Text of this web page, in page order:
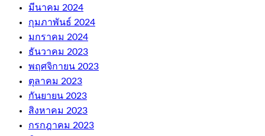
มีนาคม 2024
กุมภาพันธ์ 2024
มกราคม 2024
ธันวาคม 2023
พฤศจิกายน 2023
ตุลาคม 2023
กันยายน 2023
สิงหาคม 2023
กรกฎาคม 2023